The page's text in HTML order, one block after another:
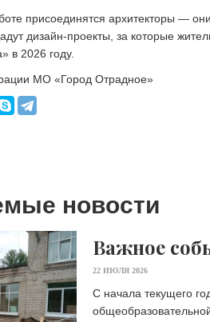
присоединятся архитекторы —
дизайн-проекты, за которые
в 2026 году.
МО «Город Отрадное»
новости
Важное
22 ИЮЛЯ 2026
С начала текущего